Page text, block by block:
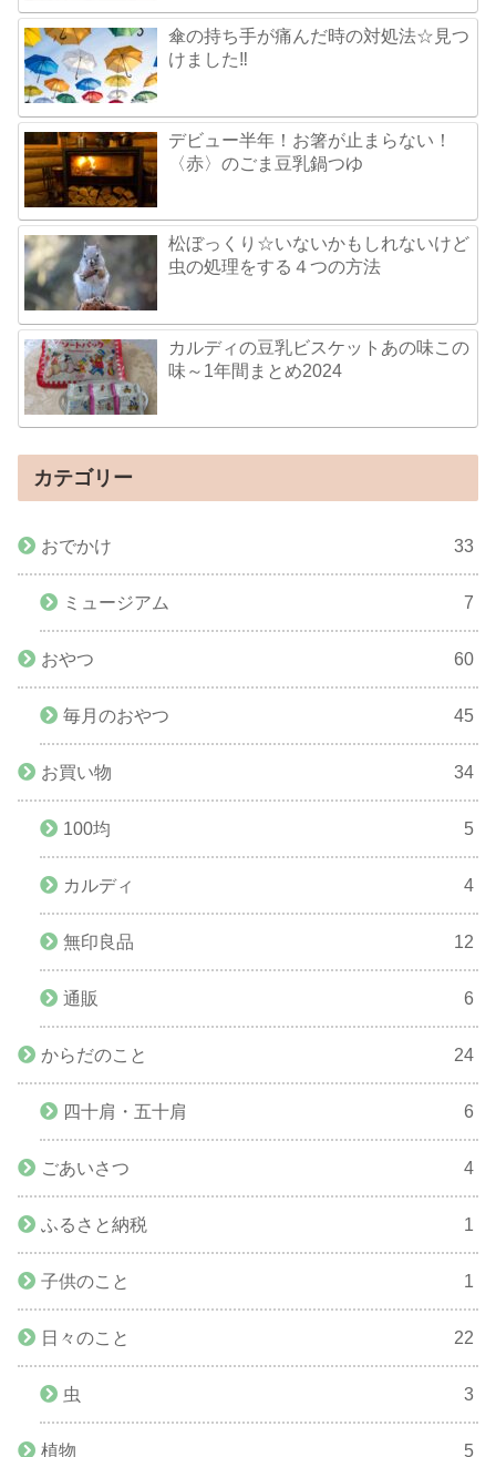
傘の持ち手が痛んだ時の対処法☆見つ
けました‼
デビュー半年！お箸が止まらない！
〈赤〉のごま豆乳鍋つゆ
松ぼっくり☆いないかもしれないけど
虫の処理をする４つの方法
カルディの豆乳ビスケットあの味この
味～1年間まとめ2024
カテゴリー
おでかけ 33
ミュージアム 7
おやつ 60
毎月のおやつ 45
お買い物 34
100均 5
カルディ 4
無印良品 12
通販 6
からだのこと 24
四十肩・五十肩 6
ごあいさつ 4
ふるさと納税 1
子供のこと 1
日々のこと 22
虫 3
植物 5